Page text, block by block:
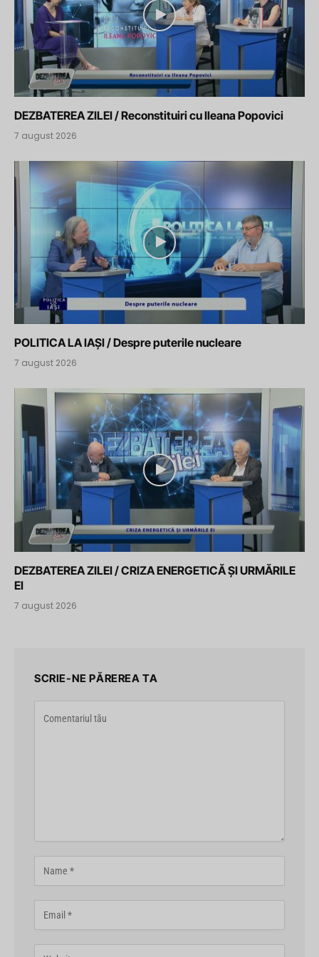
DEZBATEREA ZILEI / Reconstituiri cu Ileana Popovici
7 august 2026
POLITICA LA IAȘI / Despre puterile nucleare
7 august 2026
DEZBATEREA ZILEI / CRIZA ENERGETICĂ ȘI URMĂRILE
EI
7 august 2026
SCRIE-NE PĂREREA TA